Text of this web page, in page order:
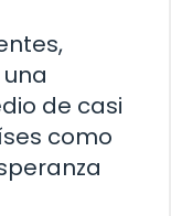
de casi
como